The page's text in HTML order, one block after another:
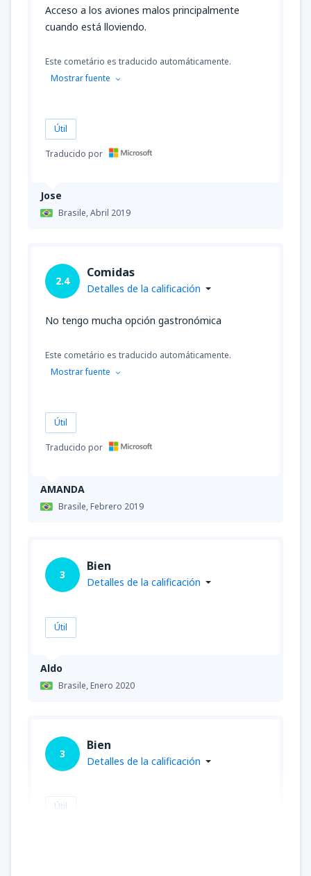
Jose
Brasile,Abril 2019
Acceso a los aviones malos principalmente
cuando está lloviendo.
Este cometário es traducido automáticamente.
Mostrar fuente
Útil
Traducido por
AMANDA
Brasile,Febrero 2019
2.4
Comidas
Detalles de la calificación
No tengo mucha opción gastronómica
Este cometário es traducido automáticamente.
Mostrar fuente
Útil
Traducido por
Aldo
Brasile,Enero 2020
3
Bien
Detalles de la calificación
Útil
3
Bien
Detalles de la calificación
Útil